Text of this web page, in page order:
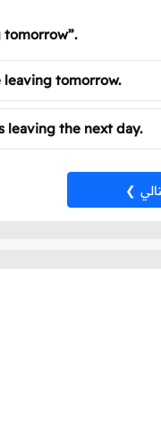
tomorrow”.
leaving tomorrow.
leaving the next day.